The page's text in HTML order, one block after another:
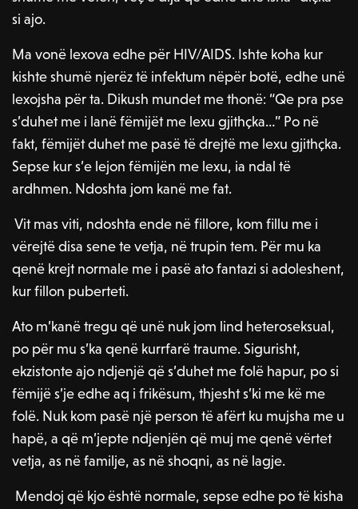
si ajo.
Ma vonë lexova edhe për HIV/AIDS. Ishte koha kur
kishte shumë njerëz të infektum nëpër botë, edhe unë
lexojsha për ta. Dikush mundet me thonë: “Qe pra pse
s’duhet me i lanë fëmijët me lexu gjithçka…” Po në
fakt, fëmijët duhet me pasë të drejtë me lexu gjithçka.
Sepse kur s’e lejon fëmijën me lexu, ia ndal të
ardhmen. Ndoshta jom kanë me fat.
Vit mas viti, ndoshta ende në fillore, kom fillu me i
vërejtë disa sene te vetja, në trupin tem. Për mu ka
qenë krejt normale me i pasë ato fantazi si adoleshent,
kur fillon puberteti.
Ato m’kanë tregu që unë nuk jom lind heteroseksual,
po për mu s’ka qenë kurrfarë traume. Sigurisht,
ekzistonte ajo ndjenjë që s’duhet me folë hapur, po si
fëmijë s’je edhe aq i frikësum, thjesht s’ki me kë me
folë. Nuk kom pasë një person të afërt ku mujsha me u
hapë, a që m’jepte ndjenjën që muj me qenë vërtet
vetja, as në familje, as në shoqni, as në lagje.
Mendoj që kjo është normale, sepse edhe po të kisha